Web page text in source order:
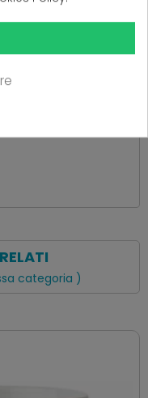
categoria )